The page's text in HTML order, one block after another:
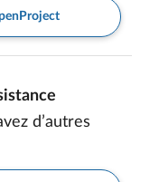
d’autres